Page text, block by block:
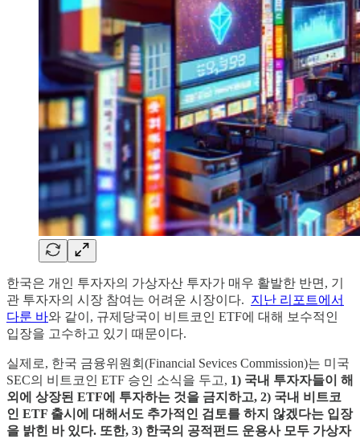
한국은 개인 투자자의 가상자산 투자가 매우 활발한 반면, 기
관 투자자의 시장 참여는 어려운 시장이다. 지난 리포트에서
다룬 바와 같이, 규제당국이 비트코인 ETF에 대해 보수적인
입장을 고수하고 있기 때문이다.
실제로, 한국 금융위원회(Financial Sevices Commission)는 미국
SEC의 비트코인 ETF 승인 소식을 두고, 1) 국내 투자자들이 해
외에 상장된 ETF에 투자하는 것을 금지하고, 2) 국내 비트코
인 ETF 출시에 대해서도 추가적인 검토를 하지 않겠다는 입장
을 밝힌 바 있다. 또한, 3) 한국의 공적펀드 운용사 모두 가상자